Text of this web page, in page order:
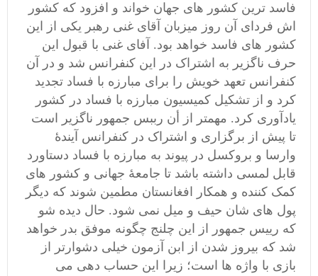
فاسد ترین کشور های جهان خواند و افزود که کشور
اش فردای آن روز میزبان آقای غنی رهبر یکی از این
کشور های فاسد خواهد بود. آفای غنی با قبول این
حرف ناگزیر به اشتراک در این کنفرانس شد و در آن
کنفرانس تعهد خویش را برای مبارزه با فساد تجدید
کرد و از تشکیل کمیسیون مبارزه با فساد در کشور
یادآوری کرد. مهمتر از أن رببس جمهور ناگزیر است
تا پیش از برگزاری و اشتراک در کنفرانس آیندۀ
وارسا و بروکسل در پیوند به مبارزه با فساد دستاورد
قابل لمسی داشته باشد تا جامعۀ جهانی و کشور های
کمک کننده و همکار افغانستان مطمین شوند که دیگر
پول های شان حیف و میل نمی شود. حال دیده شو
که رییس جمهور از این چلنج چگونه موفق بدر خواهد
شد که بیروز شدن از ابن آزمون خیلی دشوارتر از
بازی با واژه ها است؛ زیرا این حساب دهی می